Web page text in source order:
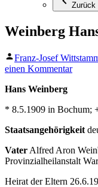
Zurück
Weinberg
Veröffentlicht
von
Franz-Josef
einen Kommentarzu
Hans Weinberg
* 8.5.1909 in Bochum;
Staatsangehörigkeit
Vater Alfred Aron
Provinzialheilanstalt
Heirat der Eltern